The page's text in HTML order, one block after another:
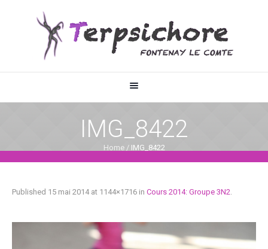
IMG_8422
Home / IMG_8422
Published 15 mai 2014at 1144×1716 in Cours 2014: Groupe 3N2.